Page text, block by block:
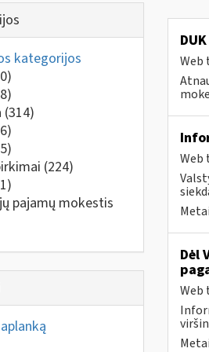
kategorijos
(314)
(224)
pajamų mokestis
Web
Web
Dėl
Web